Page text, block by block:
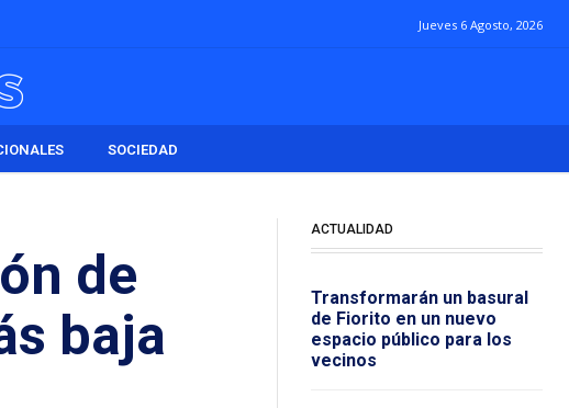
Jueves 6 Agosto, 2026
SOCIEDAD
de
baja
ACTUALIDAD
Transformarán un basural
de Fiorito en un nuevo
espacio público para los
vecinos